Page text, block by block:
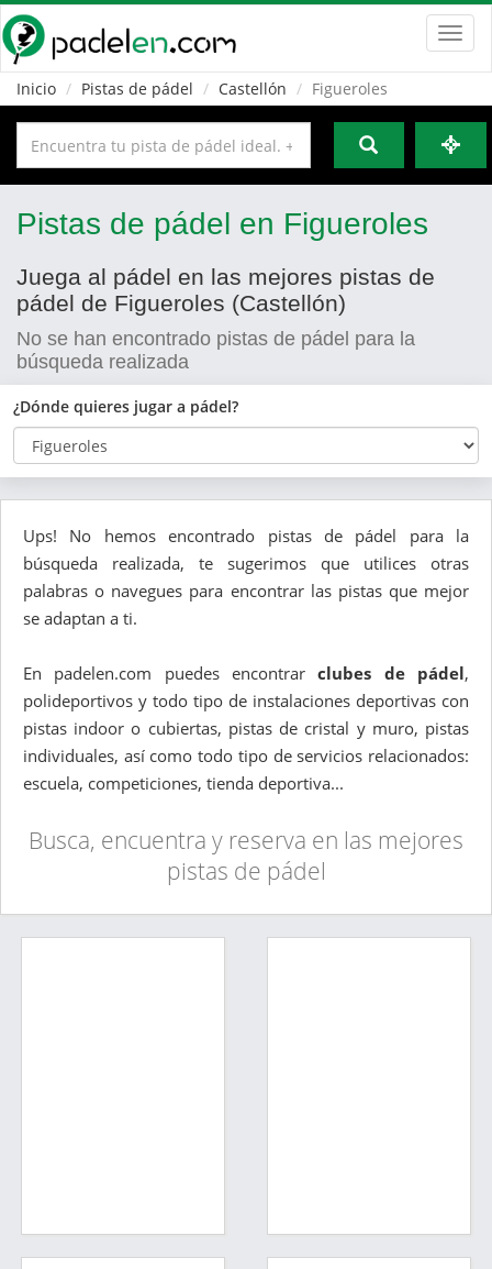
Inicio
Pistas de pádel Castellón Figueroles
Pistas de pádel en Figueroles
Juega al pádel en las mejores pistas de
pádel de Figueroles (Castellón)
No se han encontrado pistas de pádel para la
búsqueda realizada
¿Dónde quieres jugar a pádel?
Ups! No hemos encontrado pistas de pádel para la
búsqueda realizada, te sugerimos que utilices otras
palabras o navegues para encontrar las pistas que mejor
se adaptan a ti.
En padelen.com puedes encontrarclubes de pádel,
polideportivos y todo tipo de instalaciones deportivas con
pistas indoor o cubiertas, pistas de cristal y muro, pistas
individuales, así como todo tipo de servicios relacionados:
escuela, competiciones, tienda deportiva...
Busca, encuentra y reserva en las mejores
pistas de pádel